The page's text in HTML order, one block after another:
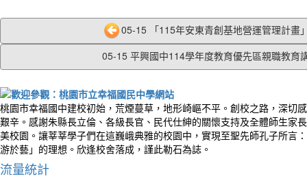
05-15 「115年安東青創基地營運管理計畫
05-15 平興國中114學年度教育優先區親職教育
桃園市幸福國中建校初始，荒煙蔓草，地形崎嶇不平。創校之路，深切
艱辛。感謝朱縣長立倫、各級長官、民代仕紳的關懷支持及全體師生家
美校園。讓莘莘學子們在這巍峨典雅的校園中，實現至聖先師孔子所言
游於藝」的理想。欣逢校舍落成，謹此勒石為誌。
流量統計